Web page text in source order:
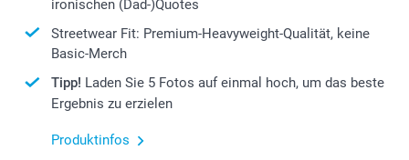
ironischen (Dad-)Quotes
Streetwear Fit: Premium-Heavyweight-Qualität, keine
Basic-Merch
Tipp! Laden Sie 5 Fotos auf einmal hoch, um das beste
Ergebnis zu erzielen
Produktinfos